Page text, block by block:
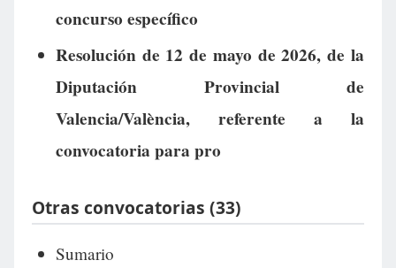
concurso específico
Resolución de 12 de mayo de 2026, de la
Diputación Provincial de
Valencia/València, referente a la
convocatoria para pro
Otras convocatorias (33)
Sumario